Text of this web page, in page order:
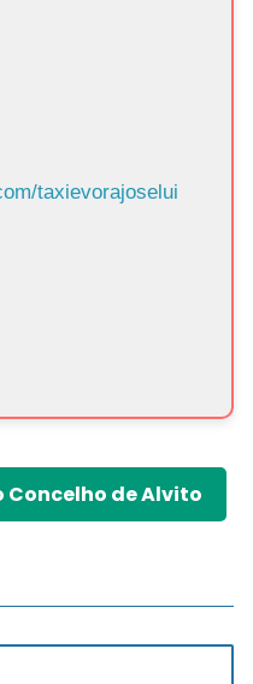
taxievorajoselui
Concelho de Alvito